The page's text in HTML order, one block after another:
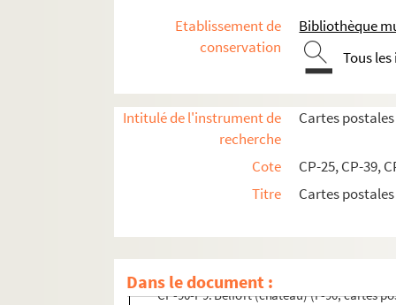
Etablissement de
conservation
Bibliothèque
Tous
Intitulé de l'instrument de
recherche
Cartes
Cote
CP-25, CP-39,
Titre
Cartes
Dans le document :
Cartes postales anciennes du Territoire-de-
CP-90-P1. Ballon d'Alsace (F-90, cartes
CP-90-P2. Bavilliers (F-90, cartes postales)
CP-90-P3. Beaucourt (F-90, cartes postales)
CP-90-P4. Belfort (églises) (F-90, cartes
CP-90-P5. Belfort (bâtiments) (F-90, cartes
CP-90-P7. Belfort (cartes souvenir) (F-90,
CP-90-P9. Belfort (château) (F-90, cartes